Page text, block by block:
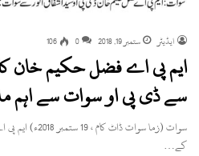
ایڈیٹر ستمبر 19, 2018 0
106
ایم پی اے فضل حکیم خان
سے ڈی پی او سوات سے اہم
سوات (زما سوات
کے…